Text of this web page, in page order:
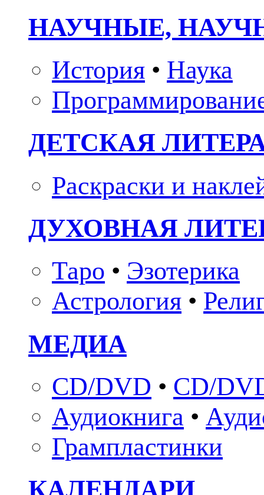
НАУЧНЫЕ,
История • Наука
ДЕТСКАЯ
Раскраски и
ДУХОВНАЯ
Таро • Эзотерика
Астрология •
МЕДИА
CD/DVD • CD/
Аудиокнига •
Грампластинки